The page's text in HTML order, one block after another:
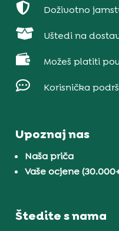
 Doživotno
 Uštedi na
 Možeš platiti
 Korisnička
Upoznaj nas
Naša priča
Vaše ocjene
Štedite s nama